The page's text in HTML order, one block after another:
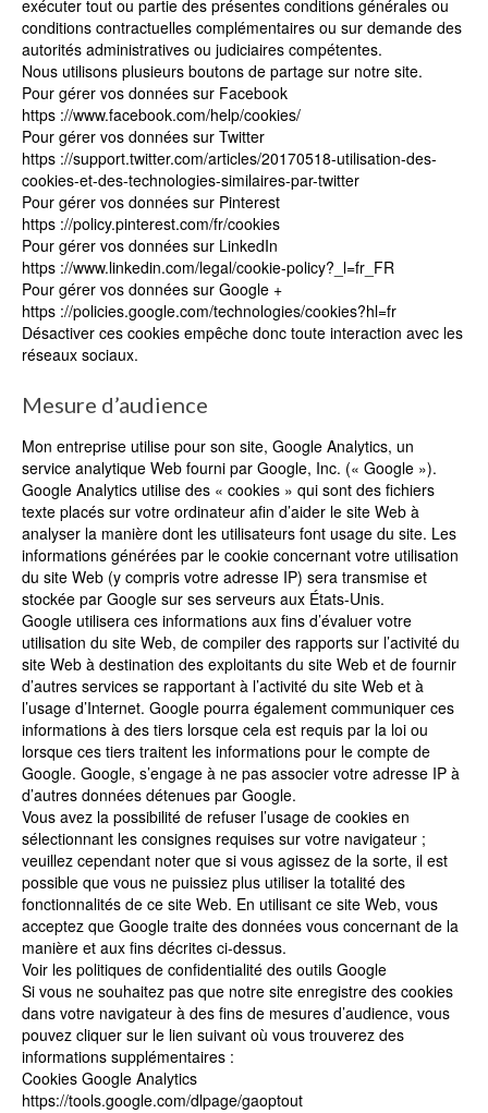
exécuter tout ou partie des présentes conditions générales ou
conditions contractuelles complémentaires ou sur demande des
autorités administratives ou judiciaires compétentes.
Nous utilisons plusieurs boutons de partage sur notre site.
Pour gérer vos données sur Facebook
https ://www.facebook.com/help/cookies/
Pour gérer vos données sur Twitter
https ://support.twitter.com/articles/20170518-utilisation-des-
cookies-et-des-technologies-similaires-par-twitter
Pour gérer vos données sur Pinterest
https ://policy.pinterest.com/fr/cookies
Pour gérer vos données sur LinkedIn
https ://www.linkedin.com/legal/cookie-policy?_l=fr_FR
Pour gérer vos données sur Google +
https ://policies.google.com/technologies/cookies?hl=fr
Désactiver ces cookies empêche donc toute interaction avec les
réseaux sociaux.
Mesure d’audience
Mon entreprise utilise pour son site, Google Analytics, un
service analytique Web fourni par Google, Inc. (« Google »).
Google Analytics utilise des « cookies » qui sont des fichiers
texte placés sur votre ordinateur afin d’aider le site Web à
analyser la manière dont les utilisateurs font usage du site. Les
informations générées par le cookie concernant votre utilisation
du site Web (y compris votre adresse IP) sera transmise et
stockée par Google sur ses serveurs aux États-Unis.
Google utilisera ces informations aux fins d’évaluer votre
utilisation du site Web, de compiler des rapports sur l’activité du
site Web à destination des exploitants du site Web et de fournir
d’autres services se rapportant à l’activité du site Web et à
l’usage d’Internet. Google pourra également communiquer ces
informations à des tiers lorsque cela est requis par la loi ou
lorsque ces tiers traitent les informations pour le compte de
Google. Google, s’engage à ne pas associer votre adresse IP à
d’autres données détenues par Google.
Vous avez la possibilité de refuser l’usage de cookies en
sélectionnant les consignes requises sur votre navigateur ;
veuillez cependant noter que si vous agissez de la sorte, il est
possible que vous ne puissiez plus utiliser la totalité des
fonctionnalités de ce site Web. En utilisant ce site Web, vous
acceptez que Google traite des données vous concernant de la
manière et aux fins décrites ci-dessus.
Voir les politiques de confidentialité des outils Google
Si vous ne souhaitez pas que notre site enregistre des cookies
dans votre navigateur à des fins de mesures d’audience, vous
pouvez cliquer sur le lien suivant où vous trouverez des
informations supplémentaires :
Cookies Google Analytics
https://tools.google.com/dlpage/gaoptout